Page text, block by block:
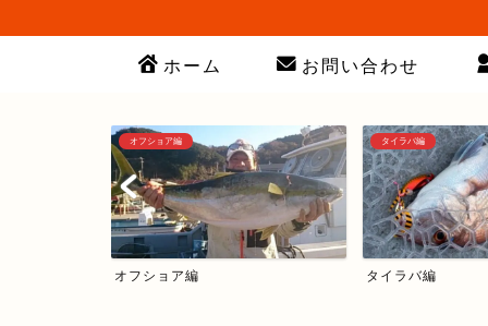
ホーム お問い合わせ
オフショア編
オフショア編
タイラバ編
タイラバ編